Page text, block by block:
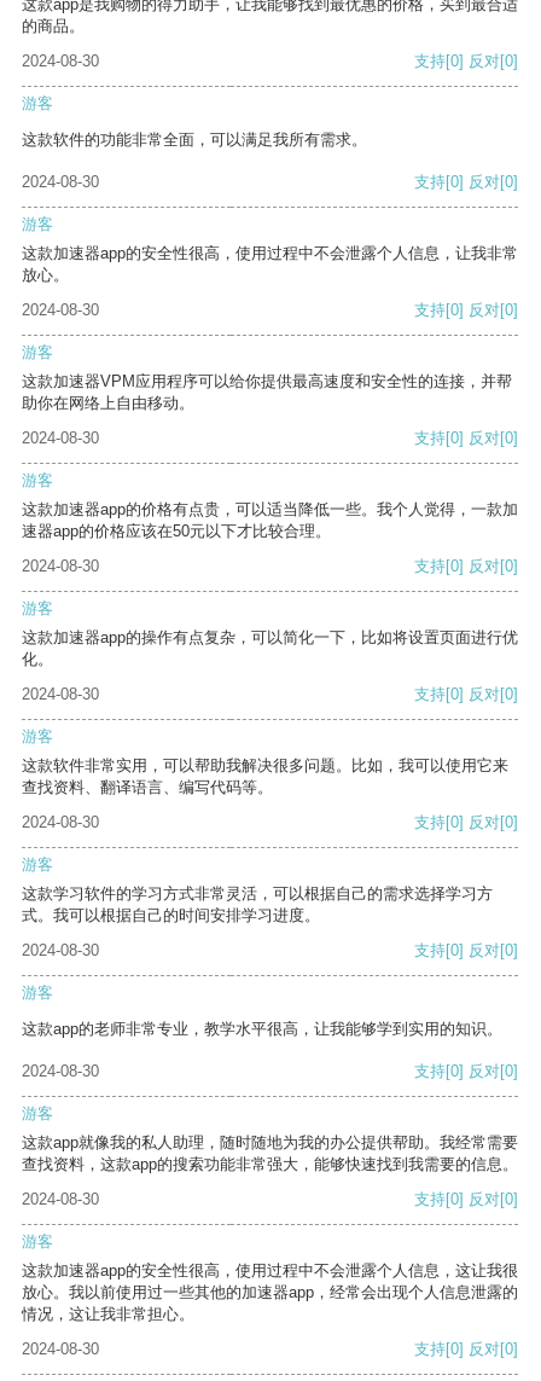
这款app是我购物的得力助手，让我能够找到最优惠的价格，买到最合适
的商品。
2024-08-30
支持[0] 反对[0]
游客
这款软件的功能非常全面，可以满足我所有需求。
2024-08-30 支持[0] 反对[0]
游客
这款加速器app的安全性很高，使用过程中不会泄露个人信息，让我非常
放心。
2024-08-30
支持[0] 反对[0]
游客
这款加速器VPM应用程序可以给你提供最高速度和安全性的连接，并帮
助你在网络上自由移动。
2024-08-30
支持[0] 反对[0]
游客
这款加速器app的价格有点贵，可以适当降低一些。我个人觉得，一款加
速器app的价格应该在50元以下才比较合理。
2024-08-30
支持[0] 反对[0]
游客
这款加速器app的操作有点复杂，可以简化一下，比如将设置页面进行优
化。
2024-08-30
支持[0] 反对[0]
游客
这款软件非常实用，可以帮助我解决很多问题。比如，我可以使用它来
查找资料、翻译语言、编写代码等。
2024-08-30
支持[0] 反对[0]
游客
这款学习软件的学习方式非常灵活，可以根据自己的需求选择学习方
式。我可以根据自己的时间安排学习进度。
2024-08-30
支持[0] 反对[0]
游客
这款app的老师非常专业，教学水平很高，让我能够学到实用的知识。
2024-08-30 支持[0] 反对[0]
游客
这款app就像我的私人助理，随时随地为我的办公提供帮助。我经常需要
查找资料，这款app的搜索功能非常强大，能够快速找到我需要的信息。
2024-08-30
支持[0] 反对[0]
游客
这款加速器app的安全性很高，使用过程中不会泄露个人信息，这让我很
放心。我以前使用过一些其他的加速器app，经常会出现个人信息泄露的
情况，这让我非常担心。
2024-08-30
支持[0] 反对[0]